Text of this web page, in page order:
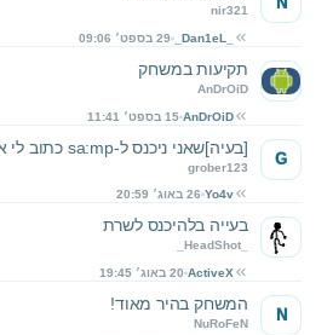
nir321
_Dan1eL_ 29 בספט׳ 09:06
תקיעות במשחק
AnDrOiD
AnDrOiD 15 בספט׳ 11:41
[בעיה]שאני ניכנס ל-sa:mp כתוב לי אותיות בסינית
grober123
Yo4v 26 באוג׳ 20:59
G
בעייה בלהיכנס לשרת
_HeadShot_
ActiveX 20 באוג׳ 19:45
המשחק בהיר מאוד!
NuRoFeN N